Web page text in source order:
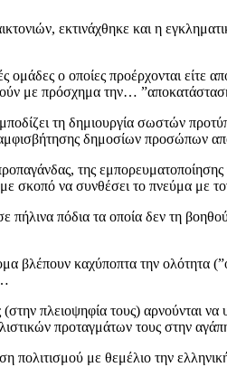
εκτινάχθηκε και η
ομάδες ο οποίες προέρχονται
με πρόσχημα την…
τη δημιουργία σωστών
δημοσίων προσώπων
της
σκοπό να συνθέσει το πνεύμα με
πήλινα πόδια τα οποία δεν τη
βλέπουν καχύποπτα την ολότητα
πλειοψηφία τους) αρνούνται
προταγμάτων τους στην
πολιτισμού με θεμέλιο την